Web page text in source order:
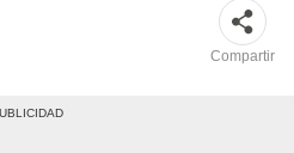
Compartir